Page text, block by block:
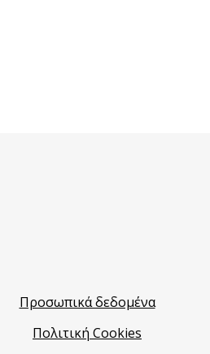
Προσωπικά δεδομένα
Πολιτική Cookies